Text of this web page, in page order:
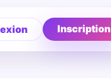
Inscription